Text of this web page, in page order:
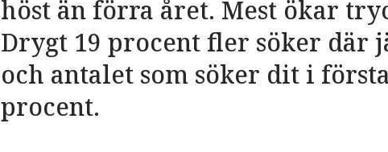
höst än förra året. Mest ökar
Drygt 19 procent fler söker där
och antalet som söker dit i
procent.